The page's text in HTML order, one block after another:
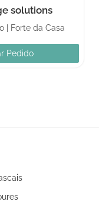
solutions
Forte da Casa
Pedido